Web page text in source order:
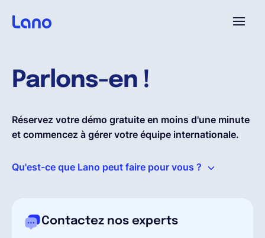
Parlons-en !
Réservez votre démo gratuite en moins d'une minute
et commencez à gérer votre équipe internationale.
Qu'est-ce que Lano peut faire pour vous ?
Contactez nos experts
Tarifs
Compagnie